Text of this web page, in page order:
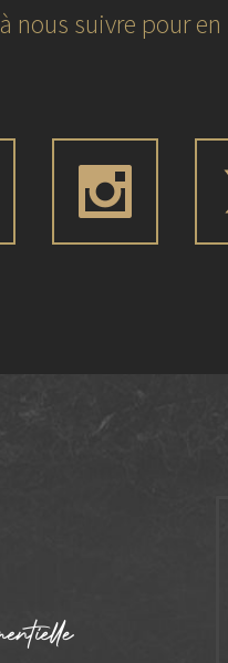
nous suivre pour